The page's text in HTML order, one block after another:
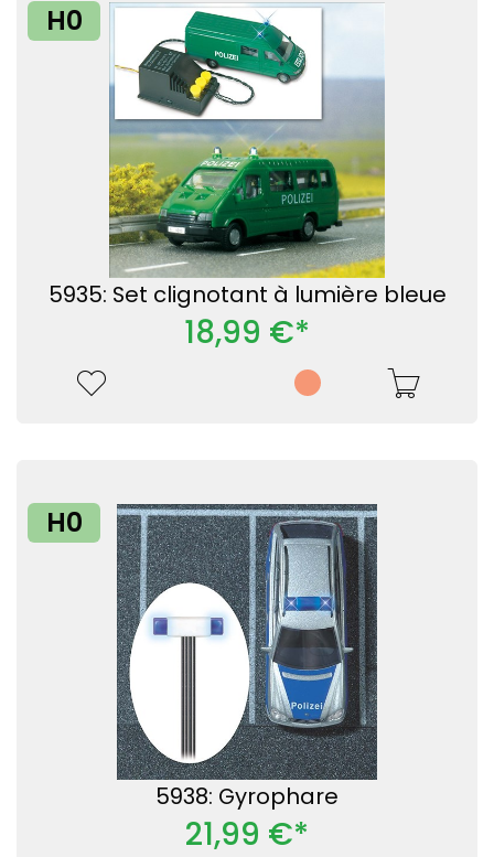
H0
5935: Set clignotant à lumière bleue
18,99 €*
H0
5938: Gyrophare
21,99 €*